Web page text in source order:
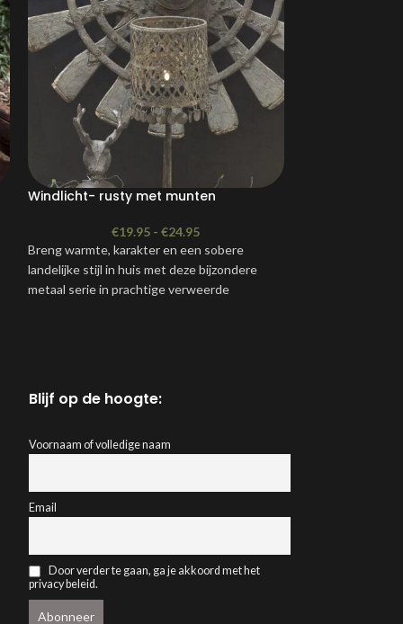
Windlicht- rusty met munten
€19.95 - €24.95
Breng warmte, karakter en een sobere
landelijke stijl in huis met deze bijzondere
metaal serie in prachtige verweerde
Blijf op de hoogte:
Voornaam of volledige naam
Email
Door verder te gaan, ga je akkoord met het
privacy beleid.